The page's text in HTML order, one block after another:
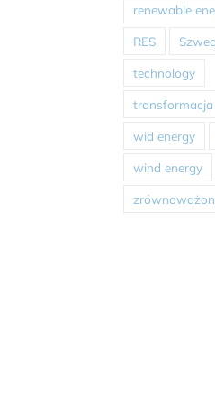
renewable
RES
technology
transformacja
wid energy
wind energy